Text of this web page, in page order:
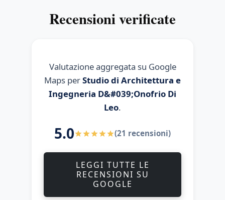
Recensioni verificate
Valutazione aggregata su Google
Maps perStudio di Architettura e
Ingegneria D&#039;Onofrio Di
Leo.
5.0 (21 recensioni)
LEGGI TUTTE LE
RECENSIONI SU
GOOGLE